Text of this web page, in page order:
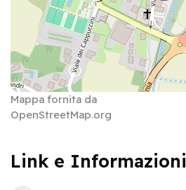
Mappa fornita da
OpenStreetMap.org
Link e Informazioni